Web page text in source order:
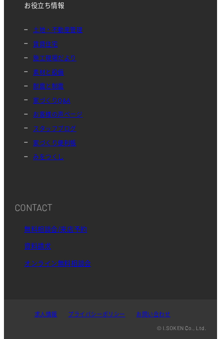
お役立ち情報
土地・不動産管理
賃貸住宅
施工現場だより
素材と設備
耐震と制震
家づくりQ&A
お客様の声ページ
スタッフブログ
家づくり便利帳
みをつくし
CONTACT
無料相談会/来店予約
資料請求
オンライン無料相談会
求人情報 プライバシーポリシー お問い合わせ
© I.SOKEN Co., Ltd.